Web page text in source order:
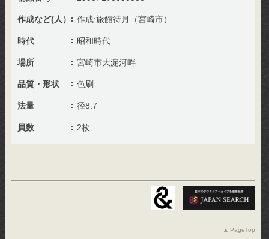
作成など(人） 作成:旅館待月（宮崎市）
時代 昭和時代
場所 宮崎市大淀河畔
品質・形状 色刷
法量 径8.7
員数 2枚
PageTop